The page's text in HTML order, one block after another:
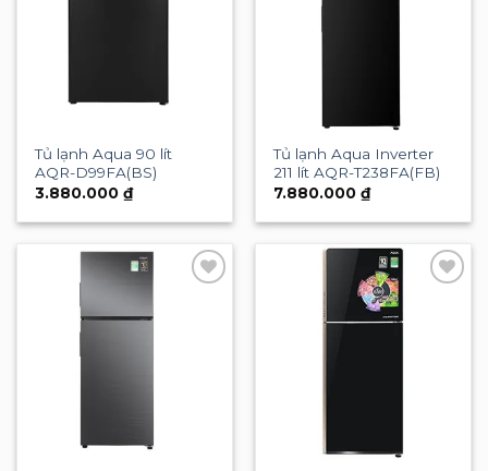
Tủ lạnh Aqua 90 lít
AQR-D99FA(BS)
3.880.000₫
Tủ lạnh Aqua Inverter
211 lít AQR-T238FA(FB)
7.880.000₫